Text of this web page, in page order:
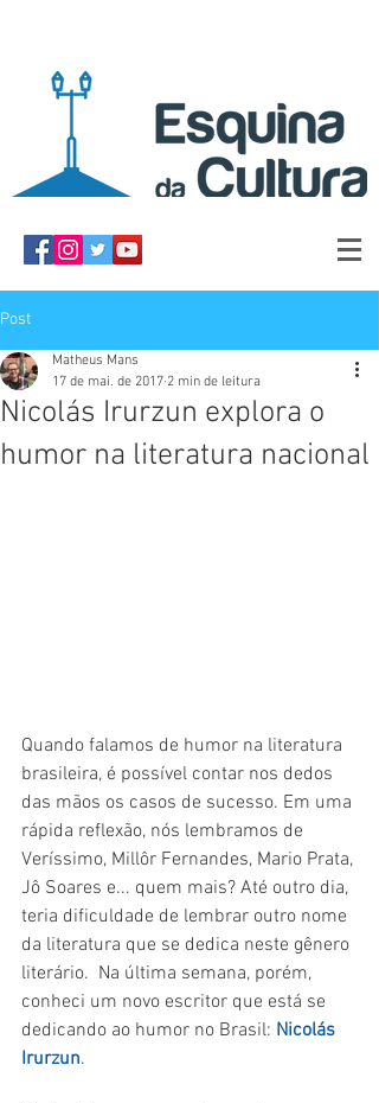
Post
Nicolás Irurzun explora o
humor na literatura nacional
Matheus Mans
17 de mai. de 2017 2 min de leitura
Quando falamos de humor na literatura
brasileira, é possível contar nos dedos
das mãos os casos de sucesso. Em uma
rápida reflexão, nós lembramos de
Veríssimo, Millôr Fernandes, Mario Prata,
Jô Soares e... quem mais? Até outro dia,
teria dificuldade de lembrar outro nome
da literatura que se dedica neste gênero
literário.  Na última semana, porém,
conheci um novo escritor que está se
dedicando ao humor no Brasil: Nicolás
Irurzun.